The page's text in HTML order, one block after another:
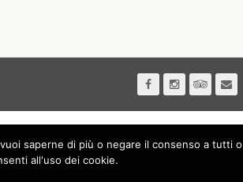
saperne di più o negare il consenso a tutti
all'uso dei cookie.